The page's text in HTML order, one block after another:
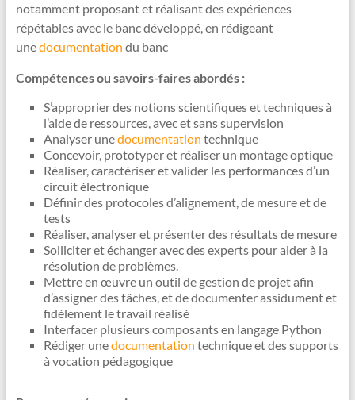
notamment proposant et réalisant des expériences
répétables avec le banc développé, en rédigeant
unedocumentation du banc
Compétences ou savoirs-faires abordés :
S’approprier des notions scientifiques et techniques à
l’aide de ressources, avec et sans supervision
Analyser unedocumentation technique
Concevoir, prototyper et réaliser un montage optique
Réaliser, caractériser et valider les performances d’un
circuit électronique
Définir des protocoles d’alignement, de mesure et de
tests
Réaliser, analyser et présenter des résultats de mesure
Solliciter et échanger avec des experts pour aider à la
résolution de problèmes.
Mettre en œuvre un outil de gestion de projet afin
d’assigner des tâches, et de documenter assidument et
fidèlement le travail réalisé
Interfacer plusieurs composants en langage Python
Rédiger unedocumentation technique et des supports
à vocation pédagogique